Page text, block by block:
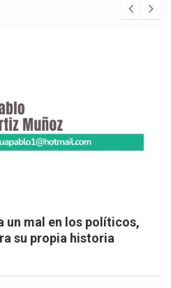
un mal en los políticos,
su propia historia